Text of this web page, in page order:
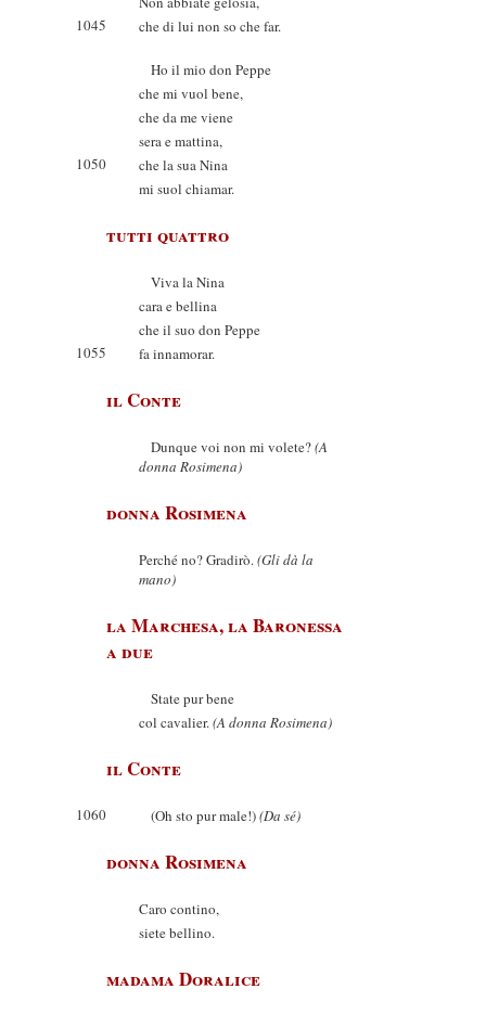
1045
che di lui non so che far.
Ho il mio don Peppe
che mi vuol bene,
che da me viene
sera e mattina,
1050
che la sua Nina
mi suol chiamar.
tutti quattro
Viva la Nina
cara e bellina
che il suo don Peppe
1055
fa innamorar.
il Conte
Dunque voi non mi volete?(A
donna Rosimena)
donna Rosimena
Perché no? Gradirò.(Gli dà la
mano)
la Marchesa, la Baronessa
a due
State pur bene
col cavalier.(A donna Rosimena)
il Conte
1060 (Oh sto pur male!)(Da sé)
donna Rosimena
Caro contino,
siete bellino.
madama Doralice